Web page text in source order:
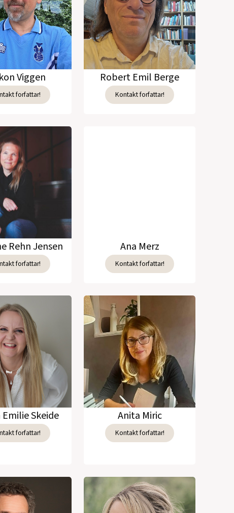
Viggen
forfattar!
Robert Emil Berge
Kontakt forfattar!
Rehn Jensen
forfattar!
Ana Merz
Kontakt forfattar!
Skeide
forfattar!
Anita Miric
Kontakt forfattar!